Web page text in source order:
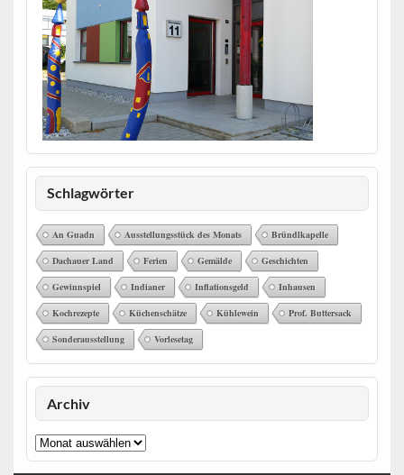
Schlagwörter
An Guadn Ausstellungsstück des Monats Bründlkapelle
Dachauer Land Ferien Gemälde Geschichten
Gewinnspiel Indianer Inflationsgeld Inhausen
Kochrezepte Küchenschätze Kühlewein Prof. Buttersack
Sonderausstellung Vorlesetag
Archiv
Archiv